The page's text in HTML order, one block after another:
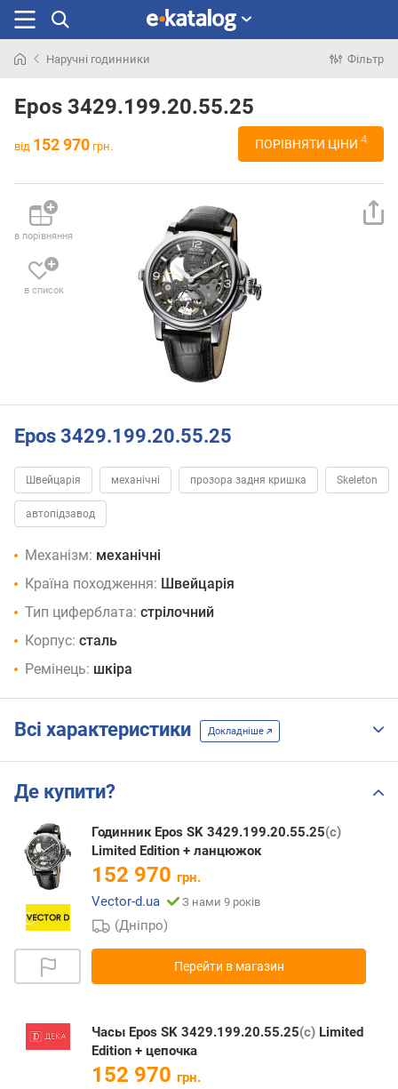
раніше
Наручні годинники Фільтр
Epos 3429.199.20.55.25
від 152 970 грн. ПОРІВНЯТИ ЦІНИ 4
в порівняння
в список
Epos 3429.199.20.55.25
Швейцарія механічні прозора задня кришка Skeleton
автопідзавод
Механізм: механічні
Країна походження: Швейцарія
Тип циферблата: стрілочний
Корпус: сталь
Ремінець: шкіра
Всі характеристики Докладніше
Де купити?
Годинник Epos SK 3429.199.20.55.25(с)
Limited Edition + ланцюжок
152 970 грн.
Vector-d.ua
З нами 9 років
(Дніпро)
Перейти в магазин
Часы Epos SK 3429.199.20.55.25(с) Limited
Edition + цепочка
152 970 грн.